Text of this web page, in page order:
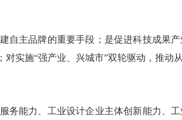
主品牌的重要手段；是促进科技成果
实施“强产业、兴城市”双轮驱动，推动
能力、工业设计企业主体创新能力、